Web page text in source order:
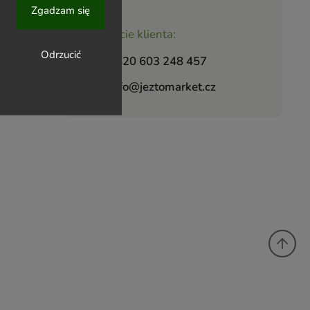
Odrzucić
Zgadzam się
Wsparcie klienta:
+420 603 248 457
info@jeztomarket.cz